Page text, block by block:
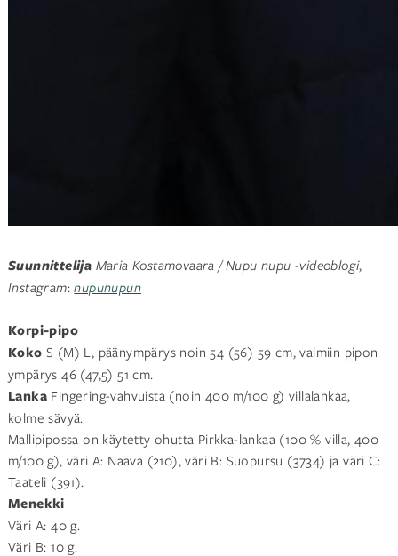
Suunnittelija Maria Kostamovaara / Nupu nupu -videoblogi,
Instagram:nupunupun
Korpi-pipo
Koko S (M) L, päänympärys noin 54 (56) 59 cm, valmiin pipon
ympärys 46 (47,5) 51 cm.
LankaFingering-vahvuista (noin 400 m/100 g) villalankaa,
kolme sävyä.
Mallipipossa on käytetty ohutta Pirkka-lankaa (100 % villa, 400
m/100 g), väri A: Naava (210), väri B: Suopursu (3734) ja väri C:
Taateli (391).
Menekki
Väri A: 40 g.
Väri B: 10 g.